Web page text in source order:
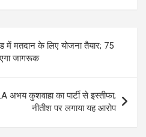
मतदान के लिए योजना तैयार; 75
जागरूक
अभय कुशवाहा का पार्टी से इस्तीफा;
नीतीश पर लगाया यह आरोप